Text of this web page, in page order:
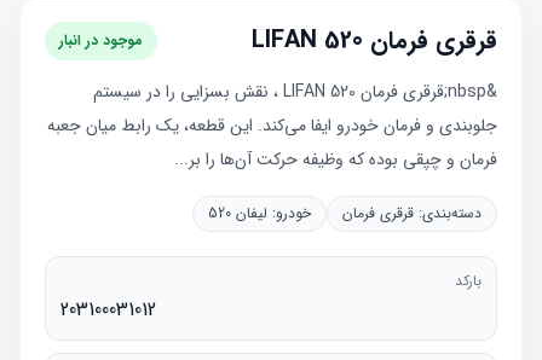
قرقری فرمان LIFAN 520 موجود در انبار
&nbsp;قرقری فرمان LIFAN 520 ، نقش بسزایی را در سیستم
جلوبندی و فرمان خودرو ایفا می‌کند. این قطعه، یک رابط میان جعبه
فرمان و چپقی بوده که وظیفه حرکت آن‌ها را بر...
دسته‌بندی: قرقری فرمان خودرو: لیفان 520
بارکد
203100031012